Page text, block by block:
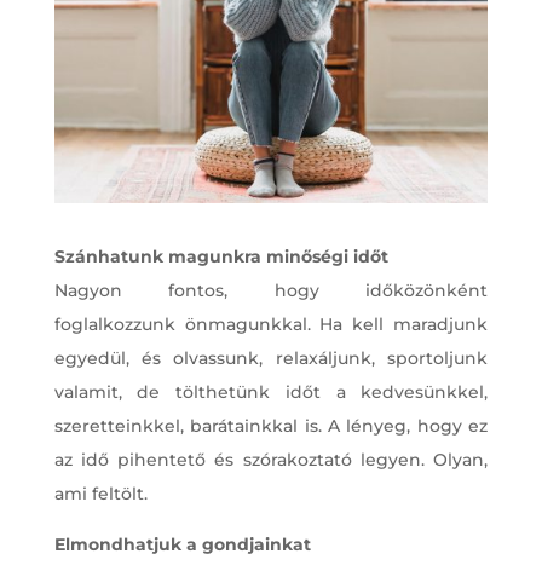
Szánhatunk magunkra minőségi időt
Nagyon fontos, hogy időközönként
foglalkozzunk önmagunkkal. Ha kell maradjunk
egyedül, és olvassunk, relaxáljunk, sportoljunk
valamit, de tölthetünk időt a kedvesünkkel,
szeretteinkkel, barátainkkal is. A lényeg, hogy ez
az idő pihentető és szórakoztató legyen. Olyan,
ami feltölt.
Elmondhatjuk a gondjainkat